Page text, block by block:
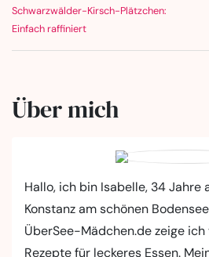
Schwarzwälder-Kirsch-Plätzchen:
Einfach raffiniert
Über mich
Hallo, ich bin Isabelle, 34 Jahre
Konstanz am schönen
ÜberSee-Mädchen.de zeige
Rezepte für leckeres Essen.